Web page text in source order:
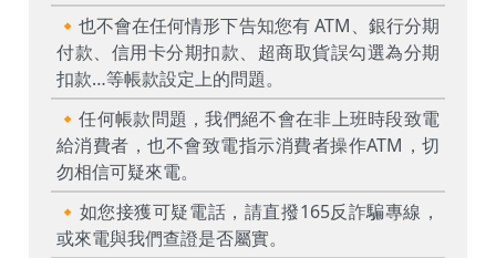
🔸也不會在任何情形下告知您有 ATM、銀行分期
付款、信用卡分期扣款、超商取貨誤勾選為分期
扣款…等帳款設定上的問題。
🔸任何帳款問題，我們絕不會在非上班時段致電
給消費者，也不會致電指示消費者操作ATM，切
勿相信可疑來電。
🔸如您接獲可疑電話，請直撥165反詐騙專線，
或來電與我們查證是否屬實。